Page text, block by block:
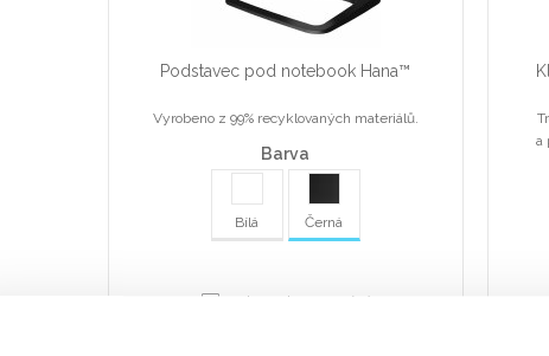
Podstavec pod notebook Hana™
Vyrobeno z 99% recyklovaných materiálů.
Barva
Bílá Černá
Vyberte k porovnání
a